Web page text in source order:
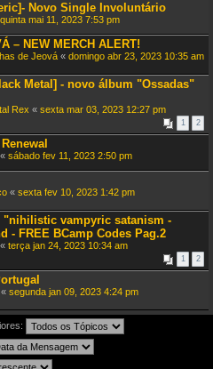
Novo Single Involuntário
quinta mai 11, 2023 7:53 pm
– NEW MERCH ALERT!
de Jeová « domingo abr 23, 2023 10:35 am
Metal] - novo álbum "Ossadas"
Rex « sexta mar 03, 2023 12:27 pm
1 2
« sábado fev 11, 2023 2:50 pm
« sexta fev 10, 2023 1:42 pm
"nihilistic vampyric satanism -
- FREE BCamp Codes Pag.2
« terça jan 24, 2023 10:34 am
1 2
« segunda jan 09, 2023 4:24 pm